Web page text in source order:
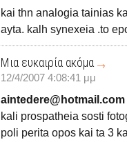
kai thn analogia tainias
ayta. kalh synexeia .to
Μια ευκαιρία ακόμα
12/4/2007 4:08:41 μμ
aintedere@hotmail.com
kali prospatheia sosti
poli perita opos kai ta 3